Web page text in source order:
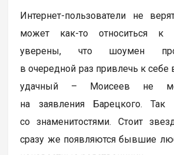
Интернет-пользователи не
может как-то относиться к
уверены, что шоумен
в очередной раз привлечь к
удачный – Моисеев не
на заявления Барецкого. Так
со знаменитостями. Стоит
сразу же появляются бывшие